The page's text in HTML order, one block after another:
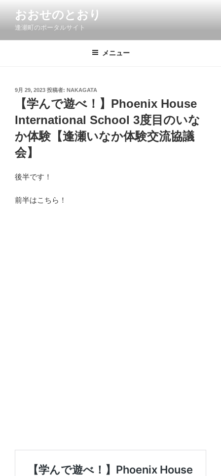
ン
おおせのとおり
逢瀬町のポータルサイト
メニュー
投
9月 29, 2023 投稿者: NAKAGATA
【学んで遊べ！】Phoenix House
International School 3度目のいな
か体験【逢瀬いなか体験交流協議
会】
後半です！
前半はこちら！